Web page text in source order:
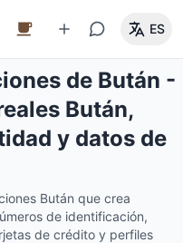
ES
de Bután -
Bután,
y datos de
Bután que crea
de identificación,
de crédito y perfiles